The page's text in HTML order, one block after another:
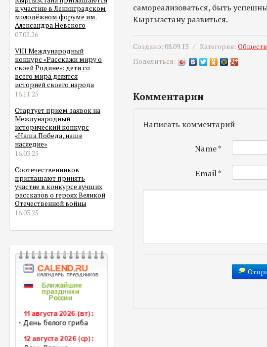
к участию в Ленинградском
молодёжном форуме им.
Александра Невского
07.02.26
VIII Международный
конкурс «Расскажи миру о
своей Родине»: дети со
всего мира делятся
историей своего народа
16.11.25
Стартует прием заявок на
Международный
исторический конкурс
«Наша Победа, наше
наследие»
16.03.25
Соотечественников
приглашают принять
участие в конкурсе лучших
рассказов о героях Великой
Отечественной войны
16.03.25
самореализоваться, быть
Кыргызстану развиться.
Создано: 08.09.13 / Категория:
Поделиться:
Комментарии
Написать комментарий
Name*
Email*